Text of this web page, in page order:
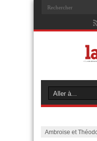
Ambroise et